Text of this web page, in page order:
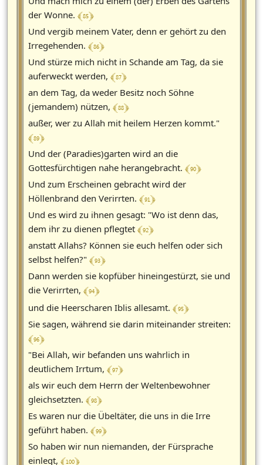
der Wonne. ﴾ 85 ﴿
Und vergib meinem Vater, denn er gehört zu den
Irregehenden. ﴾ 86 ﴿
Und stürze mich nicht in Schande am Tag, da sie
auferweckt werden, ﴾ 87 ﴿
an dem Tag, da weder Besitz noch Söhne
(jemandem) nützen, ﴾ 88 ﴿
außer, wer zu Allah mit heilem Herzen kommt."
﴾ 89 ﴿
Und der (Paradies)garten wird an die
Gottesfürchtigen nahe herangebracht. ﴾ 90 ﴿
Und zum Erscheinen gebracht wird der
Höllenbrand den Verirrten. ﴾ 91 ﴿
Und es wird zu ihnen gesagt: "Wo ist denn das,
dem ihr zu dienen pflegtet ﴾ 92 ﴿
anstatt Allahs? Können sie euch helfen oder sich
selbst helfen?" ﴾ 93 ﴿
Dann werden sie kopfüber hineingestürzt, sie und
die Verirrten, ﴾ 94 ﴿
und die Heerscharen Iblis allesamt. ﴾ 95 ﴿
Sie sagen, während sie darin miteinander streiten:
﴾ 96 ﴿
"Bei Allah, wir befanden uns wahrlich in
deutlichem Irrtum, ﴾ 97 ﴿
als wir euch dem Herrn der Weltenbewohner
gleichsetzten. ﴾ 98 ﴿
Es waren nur die Übeltäter, die uns in die Irre
geführt haben. ﴾ 99 ﴿
So haben wir nun niemanden, der Fürsprache
einlegt,